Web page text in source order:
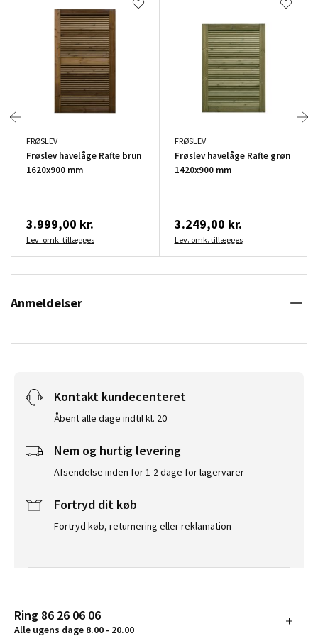
FRØSLEV
Frøslev havelåge Rafte brun
1620x900 mm
3.999,00 kr.
Lev. omk. tillægges
FRØSLEV
Frøslev havelåge Rafte grøn
1420x900 mm
3.249,00 kr.
Lev. omk. tillægges
Anmeldelser
Kontakt kundecenteret
Åbent alle dage indtil kl. 20
Nem og hurtig levering
Afsendelse inden for 1-2 dage for lagervarer
Fortryd dit køb
Fortryd køb, returnering eller reklamation
Ring 86 26 06 06
Alle ugens dage 8.00 - 20.00